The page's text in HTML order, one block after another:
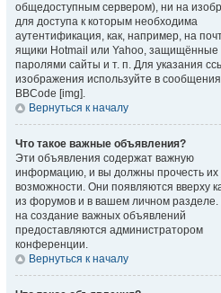
общедоступным сервером), ни на
для доступа к которым необходима
аутентификация, как, например, на
ящики Hotmail или Yahoo, защищённые
паролями сайты и т. п. Для указания
изображения используйте в
BBCode [img].
Вернуться к началу
Что такое важные объявления?
Эти объявления содержат важную
информацию, и вы должны прочесть их
возможности. Они появляются вверху
из форумов и в вашем личном
на создание важных объявлений
предоставляются администратором
конференции.
Вернуться к началу